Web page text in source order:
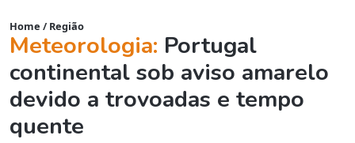
Home / Região
Meteorologia: Portugal
continental sob aviso amarelo
devido a trovoadas e tempo
quente